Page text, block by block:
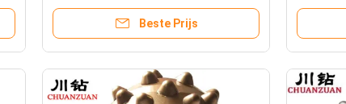
Opstapelen van het Boren
Beste Prijs